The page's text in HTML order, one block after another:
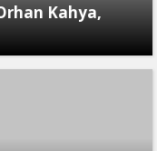
Kahya,